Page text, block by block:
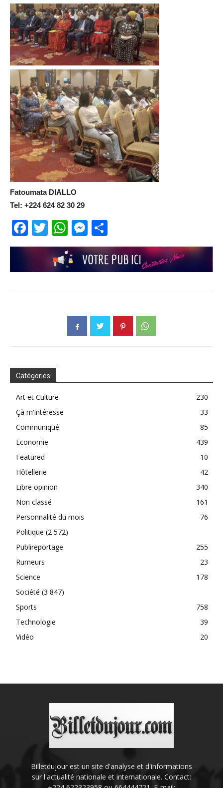
Fatoumata DIALLO
Tel: +224 624 82 30 29
Facebook
TwitterWhatsApp
Messenger
Catégories
Art et Culture
230
Çà m'intéresse
33
Communiqué
85
Economie
439
Featured
10
Hôtellerie
42
Libre opinion
340
Non classé
161
Personnalité du mois
76
Politique (2 572)
Publireportage
255
Rumeurs
23
Science
178
Société (3 847)
Sports
758
Technologie
39
Vidéo
20
Billetdujour est un site d'analyse et d'informations
sur l'actualité nationale et internationale. Contact: